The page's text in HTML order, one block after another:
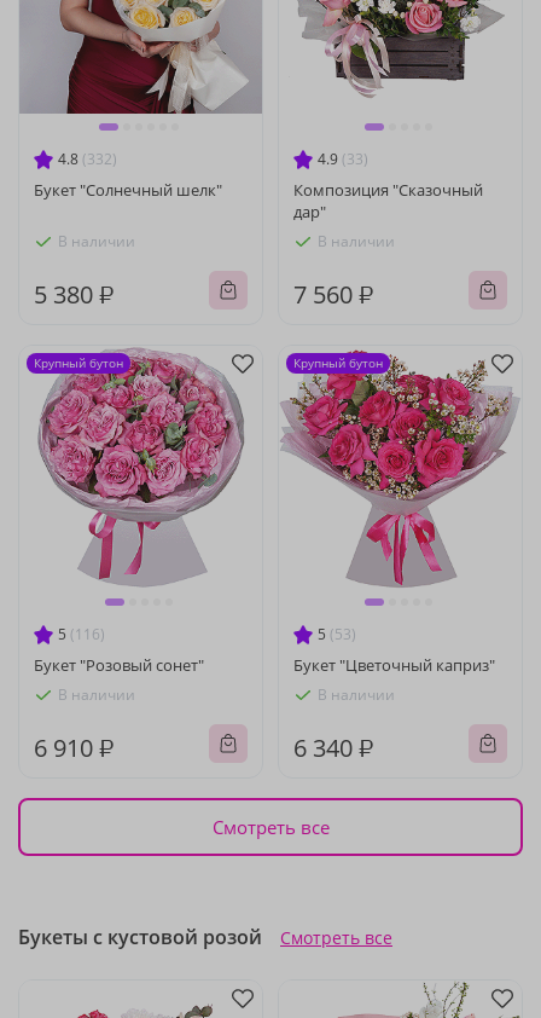
4.8 (332)
Букет "Солнечный шелк"
В наличии
5 380 ₽
4.9 (33)
Композиция "Сказочный
дар"
В наличии
7 560 ₽
5 (116)
Букет "Розовый сонет"
В наличии
6 910 ₽
Крупный бутон
5 (53)
Букет "Цветочный каприз"
В наличии
6 340 ₽
Крупный бутон
Смотреть все
Букеты с кустовой розой Смотреть все